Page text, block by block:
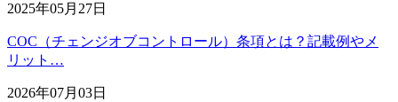
2025年05月27日
COC（チェンジオブコントロール）条項とは？記載例やメ
リット…
2026年07月03日